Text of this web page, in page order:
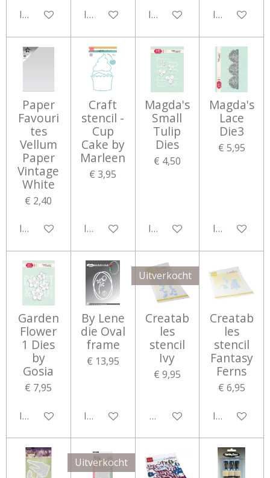
In winkelwagenIn winkelwagenIn winkelwagenIn
Paper
Favouri
tes
Vellum
Paper
Vintage
White
€ 2,40
In winkelwagen
Craft
stencil -
Cup
Cake by
Marleen
€ 3,95
In winkelwagen
Magda's
Small
Tulip
Dies
€ 4,50
In winkelwagen
Magda's
Lace
Die3
€ 5,95
In
Garden
Flower
1 Dies
by
Gosia
€ 7,95
In winkelwagen
By Lene
die Oval
frame
€ 13,95
In winkelwagen
Uitverkocht
Creatab
les
stencil
Ivy
€ 9,95
Houd mij op de hoogte
Creatab
les
stencil
Fantasy
Ferns
€ 6,95
In
Uitverkocht